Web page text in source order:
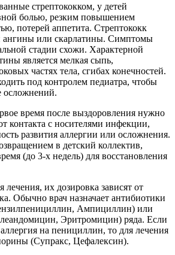
стрептококком, у детей
болью, резким повышением
потерей аппетита. Стрептококк
ангины или скарлатины. Симптомы
стадии схожи. Характерной
является мелкая сыпь,
частях тела, сгибах конечностей.
под контролем педиатра, чтобы
осложнений.
время после выздоровления нужно
контакта с носителями инфекции,
развития аллергии или осложнения.
в детский коллектив,
(до 3-х недель) для восстановления
их дозировка зависят от
Обычно врач назначает антибиотики
Ампициллин) или
Эритромицин) ряда. Если
на пенициллин, то для лечения
(Супракс, Цефалексин).